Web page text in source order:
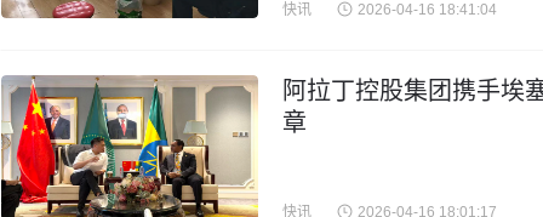
快讯 2026-04-16 18:41:04
阿拉丁控股集团携手埃
章
快讯 2026-04-16 18:01:17